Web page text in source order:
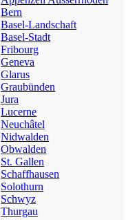
Bern
Basel-Landschaft
Basel-Stadt
Fribourg
Geneva
Glarus
Graubünden
Jura
Lucerne
Neuchâtel
Nidwalden
Obwalden
St. Gallen
Schaffhausen
Solothurn
Schwyz
Thurgau